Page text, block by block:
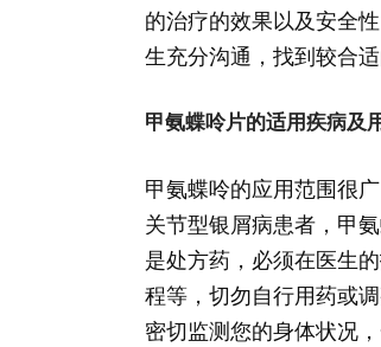
的治疗的效果以及安全
生充分沟通，找到较合适
甲氨蝶呤片的适用疾病及
甲氨蝶呤的应用范围很
关节型银屑病患者，甲
是处方药，必须在医生
程等，切勿自行用药或
密切监测您的身体状况，